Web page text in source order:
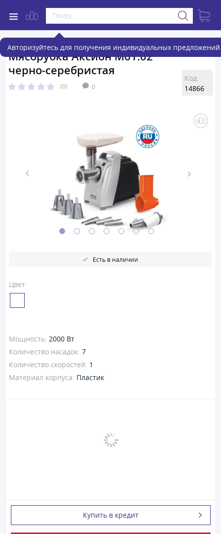
Авторизуйтесь для получения индивидуальных предложений
Мясорубка Аксион М61.02
черно-серебристая
(0) 0
Код:
14866
Цвет:
Есть в наличии
Мощность: 2000 Вт
Количество насадок: 7
Количество скоростей: 1
Материал корпуса: Пластик
Купить в кредит